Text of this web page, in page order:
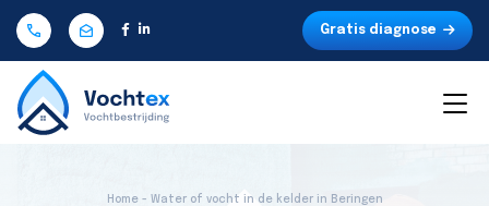
Gratis diagnose
Home - Water of vocht in de kelder in Beringen